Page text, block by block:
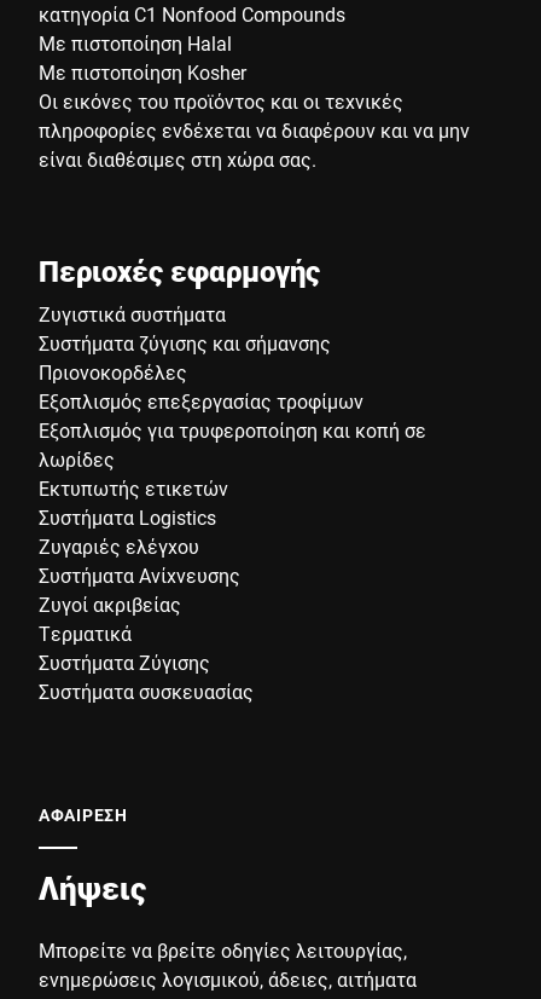
κατηγορία C1 Nonfood Compounds
Με πιστοποίηση Halal
Με πιστοποίηση Kosher
Οι εικόνες του προϊόντος και οι τεχνικές
πληροφορίες ενδέχεται να διαφέρουν και να μην
είναι διαθέσιμες στη χώρα σας.
Περιοχές εφαρμογής
Ζυγιστικά συστήματα
Συστήματα ζύγισης και σήμανσης
Πριονοκορδέλες
Εξοπλισμός επεξεργασίας τροφίμων
Εξοπλισμός για τρυφεροποίηση και κοπή σε
λωρίδες
Εκτυπωτής ετικετών
Συστήματα Logistics
Ζυγαριές ελέγχου
Συστήματα Ανίχνευσης
Ζυγοί ακριβείας
Τερματικά
Συστήματα Ζύγισης
Συστήματα συσκευασίας
ΑΦΑΙΡΕΣΗ
Λήψεις
Μπορείτε να βρείτε οδηγίες λειτουργίας,
ενημερώσεις λογισμικού, άδειες, αιτήματα